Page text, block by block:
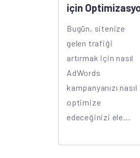
için
Bugün, sitenize
gelen trafiği
artırmak için nasıl
AdWords
kampanyanızı nasıl
optimize
edeceğinizi ele...